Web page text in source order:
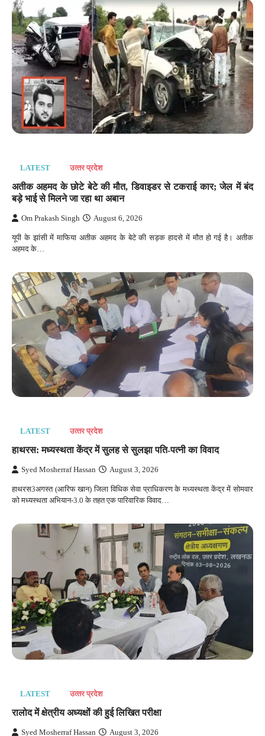
LATEST उत्‍तर प्रदेश
अतीक अहमद के छोटे बेटे की मौत, डिवाइडर से टकराई कार; जेल में बंद
बड़े भाई से मिलने जा रहा था अबान
Om Prakash Singh August 6, 2026
यूपी के झांसी में माफिया अतीक अहमद के बेटे की सड़क हादसे में मौत हो गई है। अतीक
अहमद के…
LATEST उत्‍तर प्रदेश
हाथरस: मध्यस्थता केंद्र में सुलह से सुलझा पति-पत्नी का विवाद
Syed Mosherraf Hassan August 3, 2026
हाथरस3अगस्त (आरिफ खान) जिला विधिक सेवा प्राधिकरण के मध्यस्थता केंद्र में सोमवार
को मध्यस्थता अभियान-3.0 के तहत एक पारिवारिक विवाद…
LATEST उत्‍तर प्रदेश
रालोद में क्षेत्रीय अध्यक्षों की हुई लिखित परीक्षा
Syed Mosherraf Hassan August 3, 2026